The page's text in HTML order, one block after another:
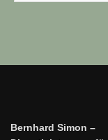
Bernhard Simon –